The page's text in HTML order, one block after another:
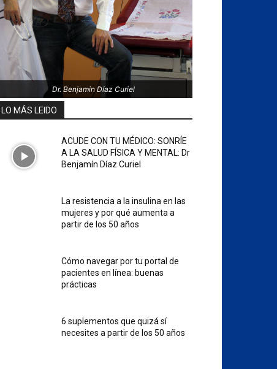
Dr. Benjamin Díaz Curiel
LO MÁS LEIDO
ACUDE CON TU MÉDICO: SONRÍE
A LA SALUD FÍSICA Y MENTAL: Dr
Benjamín Díaz Curiel
La resistencia a la insulina en las
mujeres y por qué aumenta a
partir de los 50 años
Cómo navegar por tu portal de
pacientes en línea: buenas
prácticas
6 suplementos que quizá sí
necesites a partir de los 50 años